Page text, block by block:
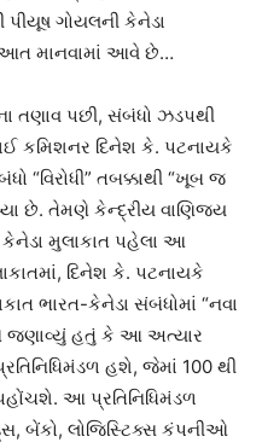
ગોયલની કેનેડા
માનવામાં આવે છે…
તણાવ પછી, સંબંધો ઝડપથી
કમિશનર દિનેશ કે. પટનાયકે
“વિરોધી” તબક્કાથી “ખૂબ જ
છે. તેમણે કેન્દ્રીય વાણિજ્ય
મુલાકાત પહેલા આ
દિનેશ કે. પટનાયકે
ભારત-કેનેડા સંબંધોમાં “નવા
જણાવ્યું હતું કે આ અત્યાર
હશે, જેમાં 100 થી
આ પ્રતિનિધિમંડળ
બેંકો, લોજિસ્ટિક્સ કંપનીઓ